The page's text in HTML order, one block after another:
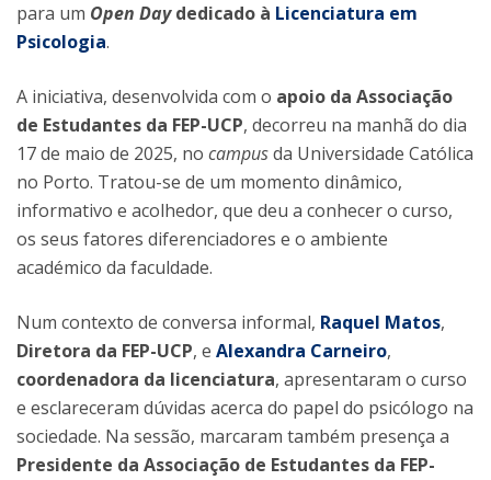
para um Open Daydedicado à Licenciatura em
Psicologia.
A iniciativa, desenvolvida com o apoio da Associação
de Estudantes da FEP-UCP, decorreu na manhã do dia
17 de maio de 2025, no campusda Universidade Católica
no Porto. Tratou-se de um momento dinâmico,
informativo e acolhedor, que deu a conhecer o curso,
os seus fatores diferenciadores e o ambiente
académico da faculdade.
Num contexto de conversa informal, Raquel Matos,
Diretora da FEP-UCP, e Alexandra Carneiro,
coordenadora da licenciatura, apresentaram o curso
e esclareceram dúvidas acerca do papel do psicólogo na
sociedade. Na sessão, marcaram também presença a
Presidente da Associação de Estudantes da FEP-